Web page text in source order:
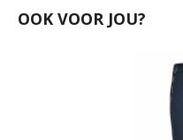
OOK VOOR JOU?